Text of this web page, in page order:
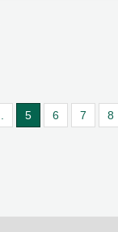
5 6 7 8